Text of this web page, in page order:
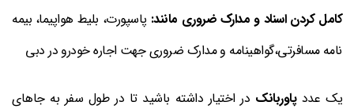
کامل کردن اسناد و مدارک ضروری مانند: پاسپورت، بلیط هواپیما، بیمه
نامه مسافرتی،گواهینامه و مدارک ضروری جهت اجاره خودرو در دبی
یک عددپاوربانک در اختیار داشته باشید تا در طول سفر به جاهای